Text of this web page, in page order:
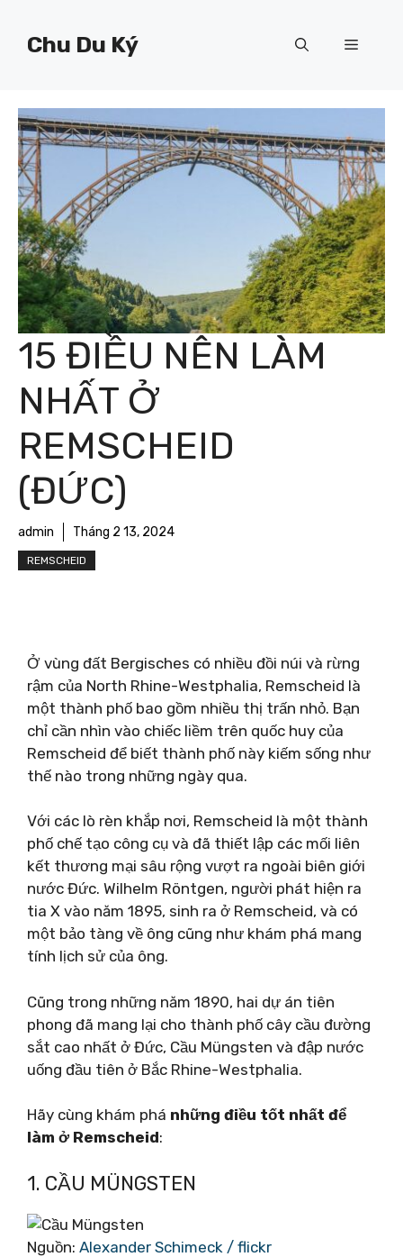
Chu Du Ký Menu
15 ĐIỀU NÊN LÀM
NHẤT Ở
REMSCHEID
(ĐỨC)
admin Tháng 2 13, 2024
REMSCHEID
Ở vùng đất Bergisches có nhiều đồi núi và rừng
rậm của North Rhine-Westphalia, Remscheid là
một thành phố bao gồm nhiều thị trấn nhỏ. Bạn
chỉ cần nhìn vào chiếc liềm trên quốc huy của
Remscheid để biết thành phố này kiếm sống như
thế nào trong những ngày qua.
Với các lò rèn khắp nơi, Remscheid là một thành
phố chế tạo công cụ và đã thiết lập các mối liên
kết thương mại sâu rộng vượt ra ngoài biên giới
nước Đức. Wilhelm Röntgen, người phát hiện ra
tia X vào năm 1895, sinh ra ở Remscheid, và có
một bảo tàng về ông cũng như khám phá mang
tính lịch sử của ông.
Cũng trong những năm 1890, hai dự án tiên
phong đã mang lại cho thành phố cây cầu đường
sắt cao nhất ở Đức, Cầu Müngsten và đập nước
uống đầu tiên ở Bắc Rhine-Westphalia.
Hãy cùng khám phá những điều tốt nhất để
làm ở Remscheid:
1. CẦU MÜNGSTEN
Nguồn: Alexander Schimeck / flickr